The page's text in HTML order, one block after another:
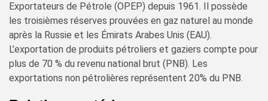
Exportateurs de Pétrole (OPEP) depuis 1961. Il possède
les troisièmes réserves prouvées en gaz naturel au monde
après la Russie et les Émirats Arabes Unis (EAU).
L’exportation de produits pétroliers et gaziers compte pour
plus de 70 % du revenu national brut (PNB). Les
exportations non pétrolières représentent 20% du PNB.